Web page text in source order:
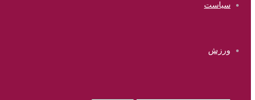
سیاست
ورزش